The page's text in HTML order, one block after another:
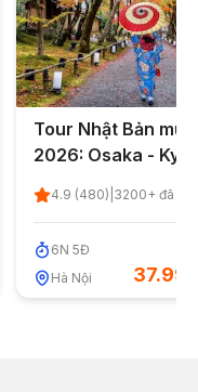
Tour Nhật Bản
2026: Osaka -
Tokyo 6 ngày 5
4.9 (480) 3200+ đã
6N 5Đ
Hà Nội